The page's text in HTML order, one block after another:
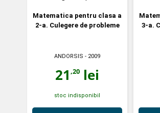
Matematica pentru clasa a
2-a. Culegere de probleme
ANDORSIS - 2009
21,20 lei
stoc indisponibil
3-a.